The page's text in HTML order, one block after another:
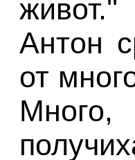
живот.''
Антон
от